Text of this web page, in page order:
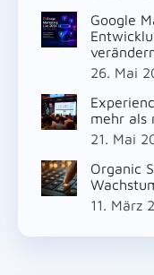
Google
26. Mai
mehr als
21. Mai
Organic
11. März